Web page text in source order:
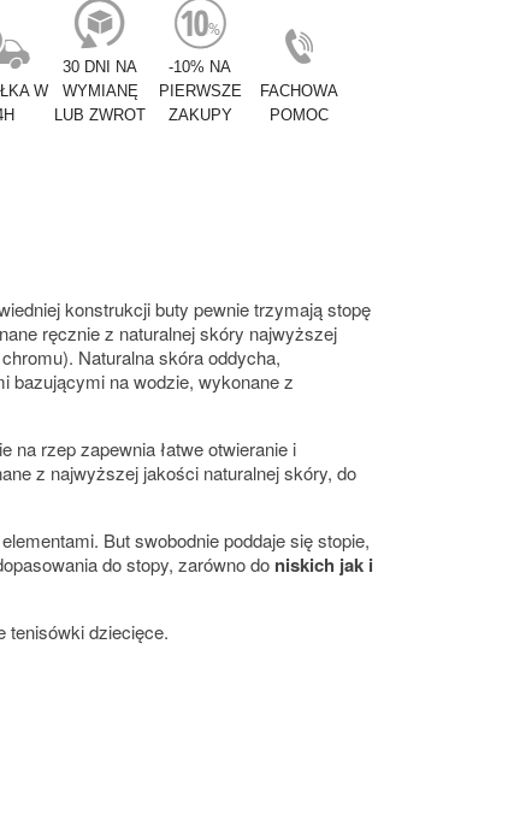
W
30 DNI NA
WYMIANĘ
LUB ZWROT
-10% NA
PIERWSZE
ZAKUPY
FACHOWA
POMOC
konstrukcji buty pewnie trzymają stopę
ręcznie z naturalnej skóry najwyższej
Naturalna skóra oddycha,
bazującymi na wodzie, wykonane z
na rzep zapewnia łatwe otwieranie i
z najwyższej jakości naturalnej skóry, do
But swobodnie poddaje się stopie,
do stopy, zarówno do niskich jak i
tenisówki dziecięce.